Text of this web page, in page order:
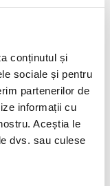
conținutul și
sociale și pentru
partenerilor de
informații cu
Aceștia le
dvs. sau culese
in oferta
ereditare,